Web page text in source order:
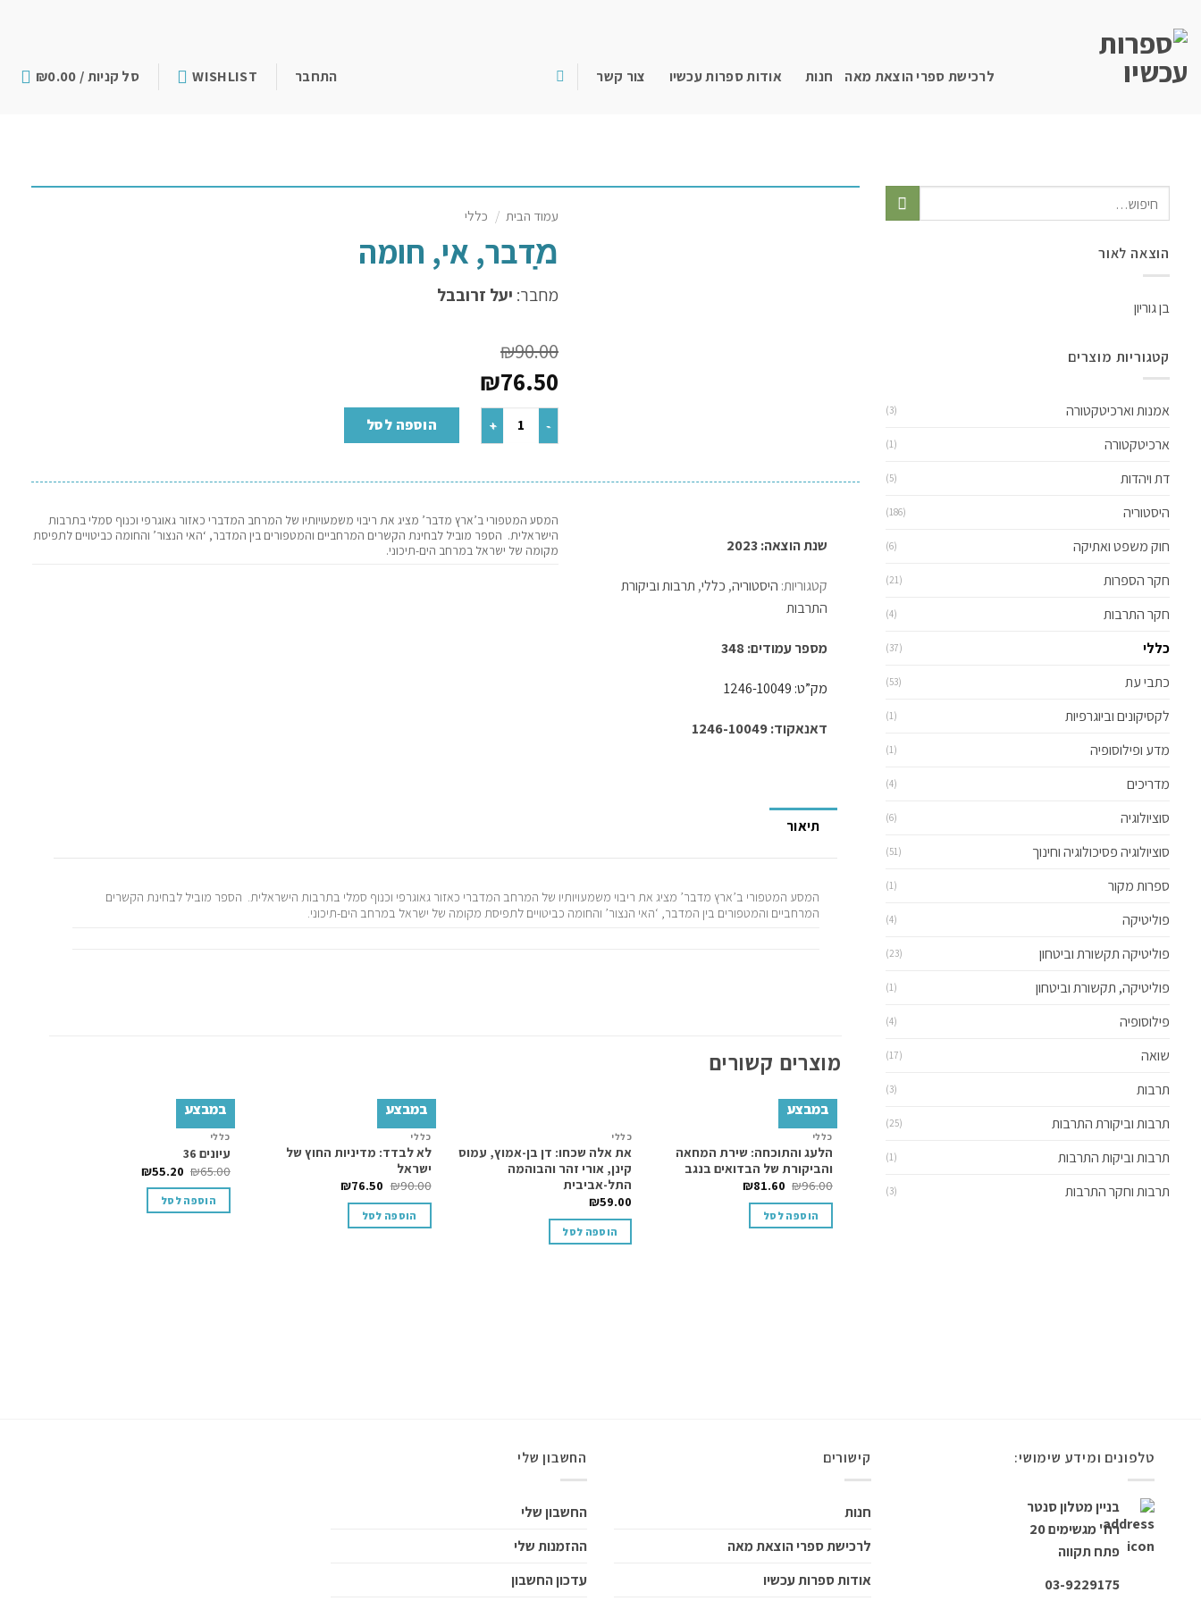
צור קשר אודות ספרות עכשיו חנות לרכישת ספרי הוצאת מאה התחבר WISHLIST סל קניות / ₪0.00
הוצאה לאור
בן גוריון
קטגוריות מוצרים
אמנות וארכיטקטורה (3)
ארכיטקטורה (1)
דת ויהדות (5)
היסטוריה (186)
חוק משפט ואתיקה (6)
חקר הספרות (21)
חקר התרבות (4)
כללי (37)
כתבי עת (53)
לקסיקונים וביוגרפיות (1)
מדע ופילוסופיה (1)
מדריכים (4)
סוציולוגיה (6)
סוציולוגיה פסיכולוגיה וחינוך (51)
ספרות מקור (1)
פוליטיקה (4)
פוליטיקה תקשורת וביטחון (23)
פוליטיקה, תקשורת וביטחון (1)
פילוסופיה (4)
שואה (17)
תרבות (3)
תרבות וביקורת התרבות (25)
תרבות וביקות התרבות (1)
תרבות וחקר התרבות (3)
עמוד הבית / כללי
מ̣דבר, אי, חומה
מחבר: יעל זרובבל
₪90.00
₪76.50
הוספה לסל
שנת הוצאה: 2023
קטגוריות: היסטוריה, כללי, תרבות וביקורת
התרבות
מספר עמודים: 348
מק”ט: 1246-10049
דאנאקוד: 1246-10049
המסע המטפורי ב’ארץ מדבר’ מציג את ריבוי משמעויותיו של המרחב המדברי כאזור גאוגרפי וכנוף סמלי בתרבות
הישראלית. הספר מוביל לבחינת הקשרים המרחביים והמטפורים בין המדבר, ‘האי הנצור’ והחומה כביטויים לתפיסת
מקומה של ישראל במרחב הים-תיכוני.
תיאור
המסע המטפורי ב’ארץ מדבר’ מציג את ריבוי משמעויותיו של המרחב המדברי כאזור גאוגרפי וכנוף סמלי בתרבות הישראלית. הספר מוביל לבחינת הקשרים
המרחביים והמטפורים בין המדבר, ‘האי הנצור’ והחומה כביטויים לתפיסת מקומה של ישראל במרחב הים-תיכוני.
מוצרים קשורים
במבצע
Add to
wishlist
כללי
הלעג והתוכחה: שירת המחאה
והביקורת של הבדואים בנגב
₪96.00
₪81.60
הוספה לסל
Add to
wishlist
כללי
את אלה שכחו: דן בן-אמוץ, עמוס
קינן, אורי זהר והבוהמה
התל-אביבית
₪59.00
הוספה לסל
במבצע
כללי
לא לבדד: מדיניות החוץ של
ישראל
₪90.00
₪76.50
הוספה לסל
במבצע
כללי
עיונים 36
₪65.00
₪55.20
הוספה לסל
טלפונים ומידע שימושי:
בניין מטלון סנטר
רח' מגשימים 20
פתח תקווה
03-9229175
קישורים
חנות
לרכישת ספרי הוצאת מאה
אודות ספרות עכשיו
החשבון שלי
החשבון שלי
ההזמנות שלי
עדכון החשבון